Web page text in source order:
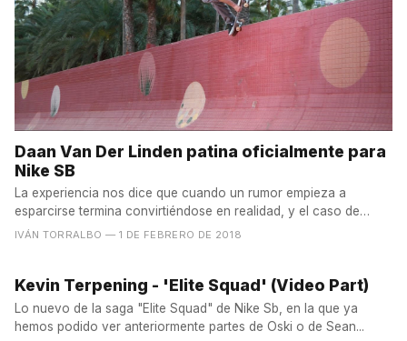
Daan Van Der Linden patina oficialmente para
Nike SB
La experiencia nos dice que cuando un rumor empieza a
esparcirse termina convirtiéndose en realidad, y el caso de
Daan...
IVÁN TORRALBO — 1 DE FEBRERO DE 2018
Kevin Terpening - 'Elite Squad' (Video Part)
Lo nuevo de la saga "Elite Squad" de Nike Sb, en la que ya
hemos podido ver anteriormente partes de Oski o de Sean...